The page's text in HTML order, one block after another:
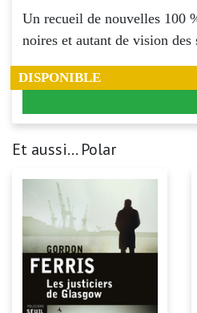
Un recueil de nouvelles 100
noires et autant de vision des
DISPONIBLE
Et aussi... Polar